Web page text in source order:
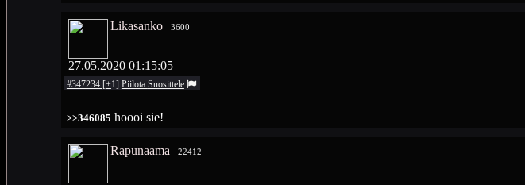
Likasanko 3600
27.05.2020 01:15:05
#347234 [+1] Piilota Suosittele
>>346085 hoooi sie!
Rapunaama 22412